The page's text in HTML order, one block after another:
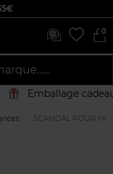
0
Emballage cadeau
SCANDAL POUR